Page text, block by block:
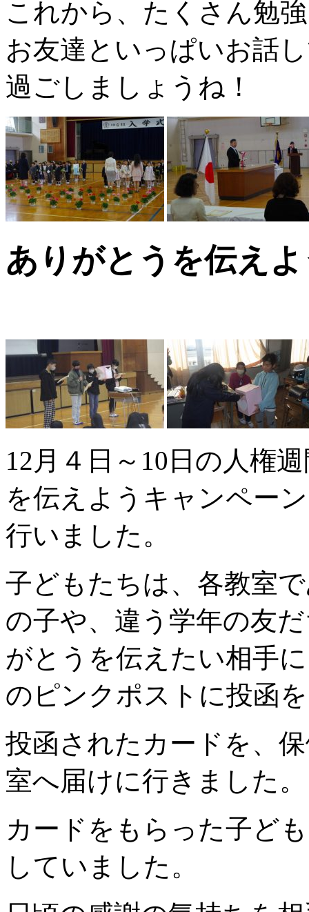
これから、たくさん勉
お友達といっぱいお話
過ごしましょうね！
ありがとうを伝え
12月４日～10日の人権
を伝えようキャンペー
行いました。
子どもたちは、各教室
の子や、違う学年の友
がとうを伝えたい相手
のピンクポストに投函
投函されたカードを、
室へ届けに行きました。
カードをもらった子ど
していました。